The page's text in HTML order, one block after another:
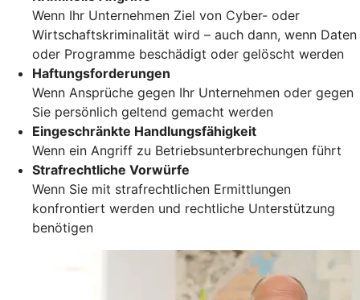
Wenn Ihr Unternehmen Ziel von Cyber- oder
Wirtschaftskriminalität wird – auch dann, wenn Daten
oder Programme beschädigt oder gelöscht werden
Haftungsforderungen
Wenn Ansprüche gegen Ihr Unternehmen oder gegen
Sie persönlich geltend gemacht werden
Eingeschränkte Handlungsfähigkeit
Wenn ein Angriff zu Betriebsunterbrechungen führt
Strafrechtliche Vorwürfe
Wenn Sie mit strafrechtlichen Ermittlungen
konfrontiert werden und rechtliche Unterstützung
benötigen